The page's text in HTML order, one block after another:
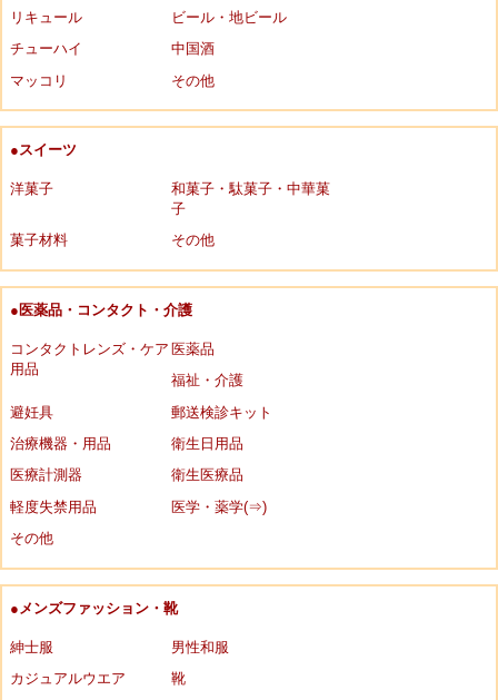
リキュール
ビール・地ビール
チューハイ
中国酒
マッコリ
その他
●スイーツ
洋菓子
和菓子・駄菓子・中華菓
子
菓子材料
その他
●医薬品・コンタクト・介護
コンタクトレンズ・ケア
用品
医薬品
福祉・介護
避妊具
郵送検診キット
治療機器・用品
衛生日用品
医療計測器
衛生医療品
軽度失禁用品
医学・薬学(⇒)
その他
●メンズファッション・靴
紳士服
男性和服
カジュアルウエア
靴